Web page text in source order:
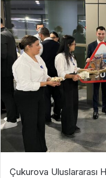
Çukurova Uluslararası